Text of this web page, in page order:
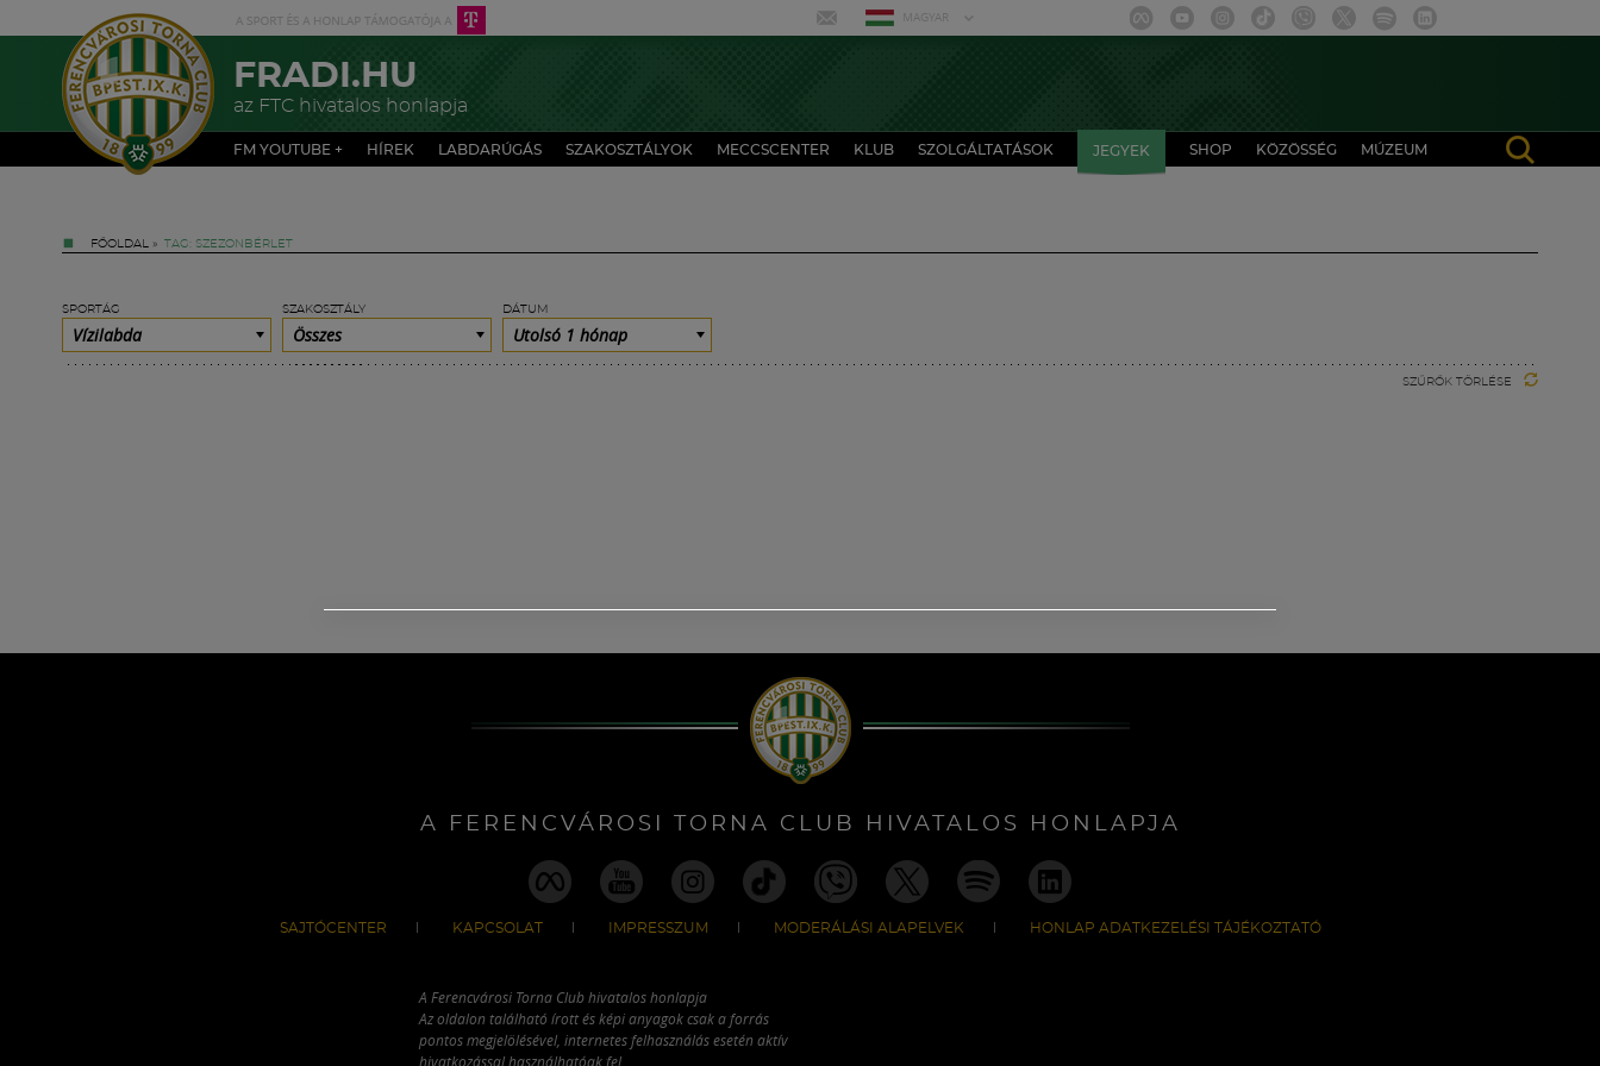
MAGYAR
FRADI.HU
az FTC hivatalos honlapja
FM YOUTUBE + HÍREK LABDARÚGÁS SZAKOSZTÁLYOK MECCSCENTER KLUB SZOLGÁLTATÁSOK JEGYEK SHOP KÖZÖSSÉG MÚZEUM
FŐOLDAL » TAG: SZEZONBÉRLET
SPORTÁG
Vízilabda
SZAKOSZTÁLY
Összes
DÁTUM
Utolsó 1 hónap
SZŰRŐK TÖRLÉSE
A FERENCVÁROSI TORNA CLUB HIVATALOS HONLAPJA
SAJTÓCENTER KAPCSOLAT IMPRESSZUM MODERÁLÁSI ALAPELVEK HONLAP ADATKEZELÉSI TÁJÉKOZTATÓ
A Ferencvárosi Torna Club hivatalos honlapja
Az oldalon található írott és képi anyagok csak a forrás
pontos megjelölésével, internetes felhasználás esetén aktív
hivatkozással használhatóak fel.